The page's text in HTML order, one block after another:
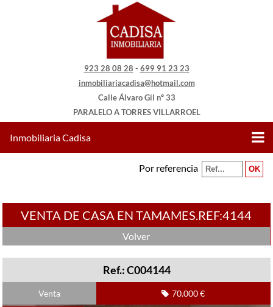
923 28 08 28 - 699 91 23 23
inmobiliariacadisa@hotmail.com
Calle Álvaro Gil nº 33
PARALELO A TORRES VILLARROEL
Inmobiliaria Cadisa
Por referencia
VENTA DE CASA EN TAMAMES.REF:4144
Volver
Ref.: C004144
Venta 70.000 €